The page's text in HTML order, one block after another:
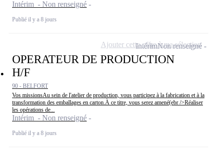
Intérim - Non renseigné
Publié il y a 8 jours
OPERATEUR DE PRODUCTION
H/F
90 - BELFORT
Vos missionsAu sein de l'atelier de production, vous participez à la fabrication et à la
transformation des emballages en carton.À ce titre, vous serez amené(ebr />Réaliser
les opérations de...
Intérim - Non renseigné
Publié il y a 8 jours
IntérimNon renseigné
Ajouter cette offre à ma sélection